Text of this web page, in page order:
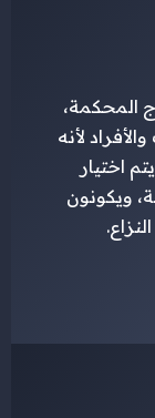
المحكمة،
لأنه
اختيار
ويكونون